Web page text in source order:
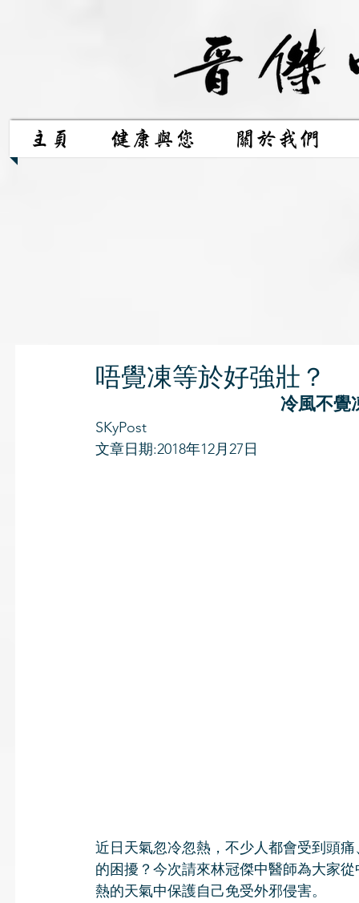
主頁 健康與您 關於我們
唔覺凍等於好強壯？
冷風不覺
SKyPost
文章日期:2018年12月27日
近日天氣忽冷忽熱，不少人都會受到頭
的困擾？今次請來林冠傑中醫師為大家
熱的天氣中保護自己免受外邪侵害。